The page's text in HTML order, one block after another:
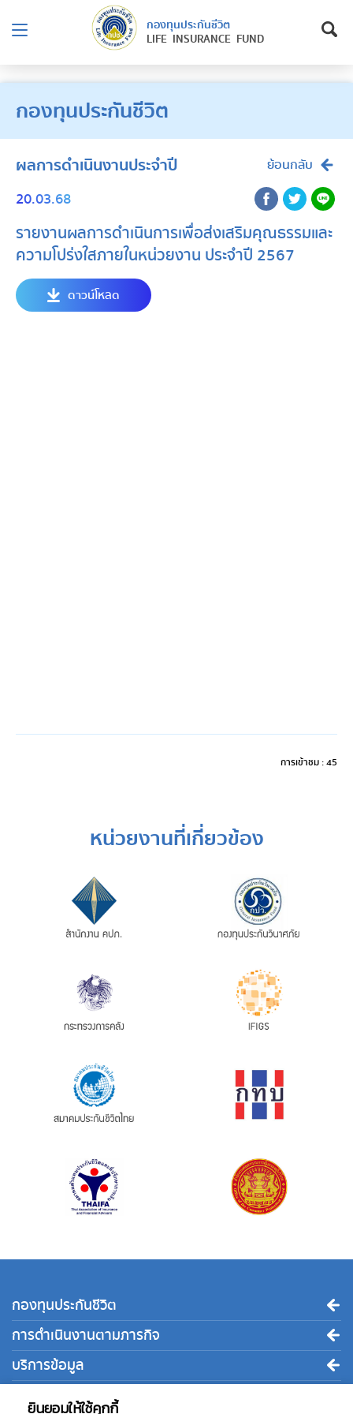
กองทุนประกันชีวิต
LIFE INSURANCE FUND
กองทุนประกันชีวิต
ผลการดำเนินงานประจำปี ย้อนกลับ
20.03.68
รายงานผลการดำเนินการเพื่อส่งเสริมคุณธรรมและ
ความโปร่งใสภายในหน่วยงาน ประจำปี 2567
ดาวน์โหลด
การเข้าชม : 45
หน่วยงานที่เกี่ยวข้อง
ยินยอมให้ใช้คุกกี้
กองทุนประกันชีวิต
การดำเนินงานตามภารกิจ
บริการข้อมูล